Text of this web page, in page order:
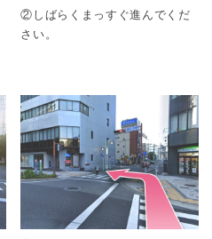
②しばらくまっすぐ進んでくだ
さい。